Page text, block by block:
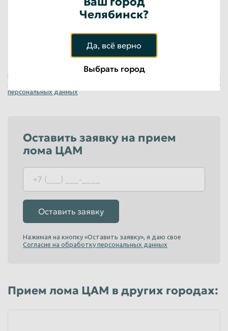
Нажимая на кнопку «Оставить заявку», я
персональных данных
+7 (923) 148-54-33
Оставить заявку на прием
лома ЦАМ
Оставить заявку
Нажимая на кнопку «Оставить заявку», я даю свое
Согласие на обработку персональных данных
Прием лома ЦАМ в других городах:
Челябинск?
Да, всё верно
Выбрать город